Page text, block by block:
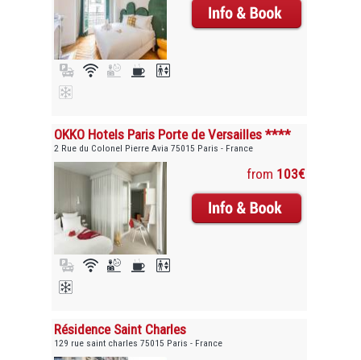
OKKO Hotels Paris Porte de Versailles ****
2 Rue du Colonel Pierre Avia 75015 Paris - France
from 103€
Résidence Saint Charles
129 rue saint charles 75015 Paris - France